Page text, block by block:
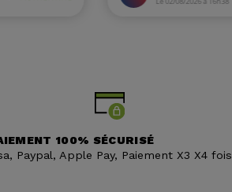
100% SÉCURISÉ
Paypal, Apple Pay, Paiement X3 X4 fois